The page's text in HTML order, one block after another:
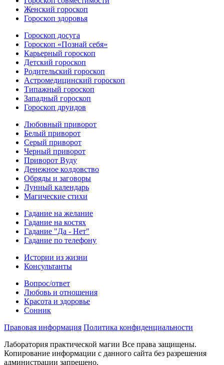
Женский гороскоп
Гороскоп здоровья
Гороскоп досуга
Гороскоп «Познай себя»
Карьерный гороскоп
Детский гороскоп
Родительский гороскоп
Астромедицинский гороскоп
Типажный гороскоп
Западный гороскоп
Гороскоп друидов
Любовный приворот
Белый приворот
Серый приворот
Черный приворот
Приворот Вуду
Денежное колдовство
Обряды и заговоры
Лунный календарь
Магические стихи
Гадание на желание
Гадание на костях
Гадание "Да - Нет"
Гадание по телефону
Истории из жизни
Консультанты
Вопрос/ответ
Любовь и отношения
Красота и здоровье
Сонник
Правовая информация Политика конфиденциальности
Лаборатория практической магии Все права защищены.
Копирование информации с данного сайта без разрешения
администрации запрещено.